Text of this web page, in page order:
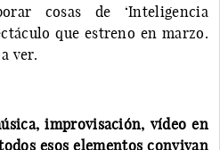
cosas de ‘Inteligencia
que estreno en marzo.
ver.
improvisación, vídeo en
esos elementos convivan